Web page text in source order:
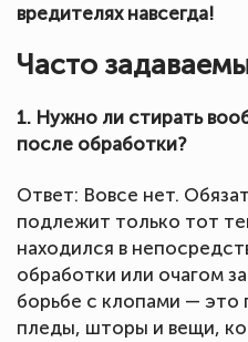
вредителях навсегда!
Часто
1. Нужно ли стирать
после обработки?
Ответ: Вовсе нет.
подлежит только тот
находился в
обработки или очагом
борьбе с клопами — это
пледы, шторы и вещи,